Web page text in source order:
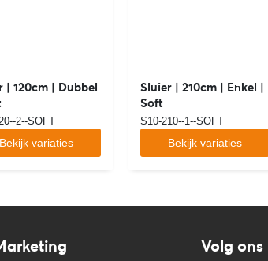
| 120cm | Dubbel
2--SOFT
Bekijk variaties
Sluier | 210cm | Enkel |
Soft
S10-210--1--SOFT
Bekijk variaties
Volg ons